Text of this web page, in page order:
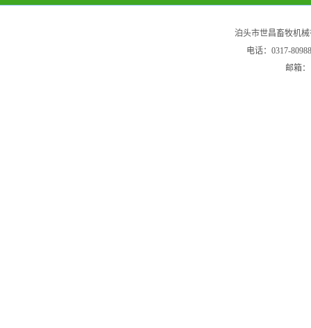
泊头市世昌畜牧机
电话：0317-
邮箱